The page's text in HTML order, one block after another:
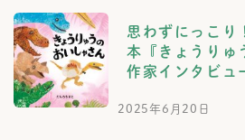
思わずにっこり
本『きょうりゅ
作家インタビュ
2025年6月20日